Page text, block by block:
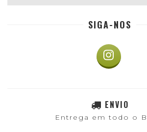
SIGA-NOS
ENVIO
Entrega em todo o